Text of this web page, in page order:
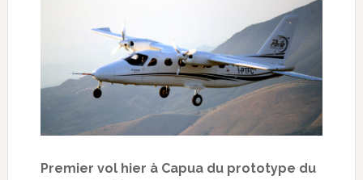
Premier vol hier à Capua du prototype du